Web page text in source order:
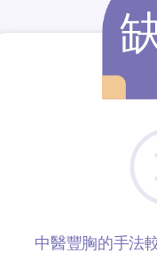
中醫豐胸的手法